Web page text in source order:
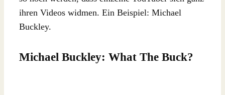
ihren Videos widmen. Ein Beispiel: Michael
Buckley.
Michael Buckley: What The Buck?